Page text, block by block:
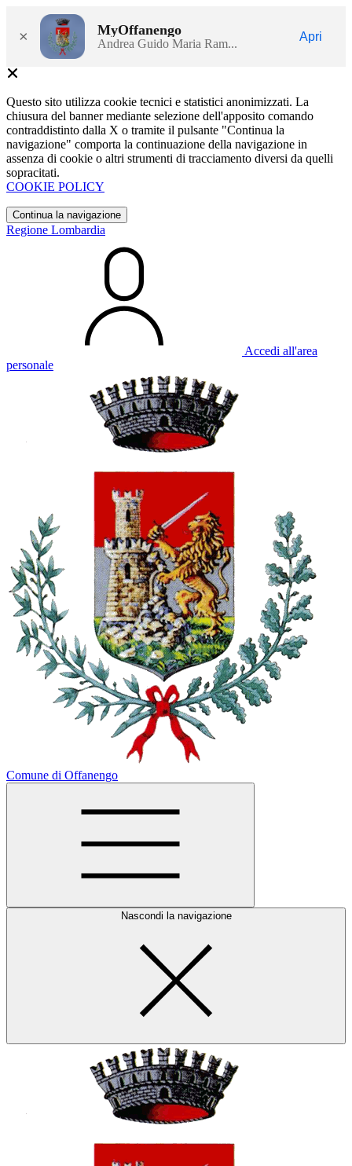
× MyOffanengo
Andrea Guido Maria Ram...
Apri
Questo sito utilizza cookie tecnici e statistici anonimizzati. La
chiusura del banner mediante selezione dell'apposito comando
contraddistinto dalla X o tramite il pulsante "Continua la
navigazione" comporta la continuazione della navigazione in
assenza di cookie o altri strumenti di tracciamento diversi da quelli
sopracitati.
COOKIE POLICY
Continua la navigazione
Regione Lombardia
Accedi all'area
personale
Comune di Offanengo
Nascondi la navigazione